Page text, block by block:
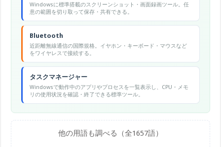
Windowsに標準搭載のスクリーンショット・画面録画ツール。任
意の範囲を切り取って保存・共有できる。
Bluetooth
近距離無線通信の国際規格。イヤホン・キーボード・マウスなど
をワイヤレスで接続する。
タスクマネージャー
Windowsで動作中のアプリやプロセスを一覧表示し、CPU・メモ
リの使用状況を確認・終了できる標準ツール。
他の用語も調べる（全1657語）